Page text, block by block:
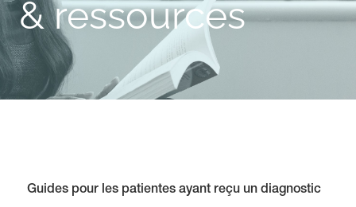
& ressources
Guides pour les patientes ayant reçu un diagnostic